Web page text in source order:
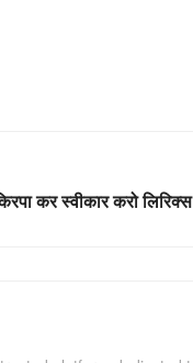
कर स्वीकार करो लिरिक्स